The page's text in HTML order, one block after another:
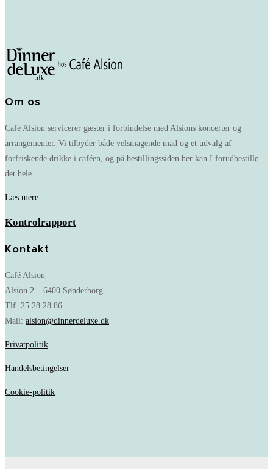
Om os
Café Alsion servicerer gæster i forbindelse med Alsions koncerter og
arrangementer. Vi tilbyder både velsmagende mad og et udvalg af
forfriskende drikke i caféen, og på bestillingssiden her kan I forudbestille
det hele.
Læs mere…
Kontrolrapport
Kontakt
Café Alsion
Alsion 2 – 6400 Sønderborg
Tlf. 25 28 28 86
Mail: alsion@dinnerdeluxe.dk
Privatpolitik
Handelsbetingelser
Cookie-politik